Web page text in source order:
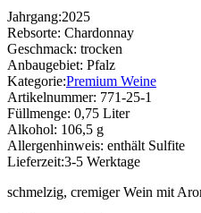
Jahrgang:2025
Rebsorte: Chardonnay
Geschmack: trocken
Anbaugebiet: Pfalz
Kategorie:Premium Weine
Artikelnummer: 771-25-1
Füllmenge: 0,75 Liter
Alkohol: 106,5 g
Allergenhinweis: enthält Sulfite
Lieferzeit:3-5 Werktage
schmelzig, cremiger Wein mit